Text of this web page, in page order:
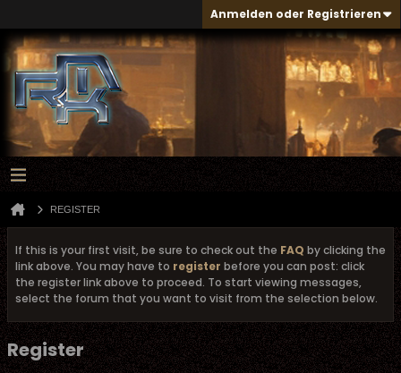
Anmelden oder Registrieren
REGISTER
If this is your first visit, be sure to check out the FAQ by clicking the
link above. You may have to register before you can post: click
the register link above to proceed. To start viewing messages,
select the forum that you want to visit from the selection below.
Register